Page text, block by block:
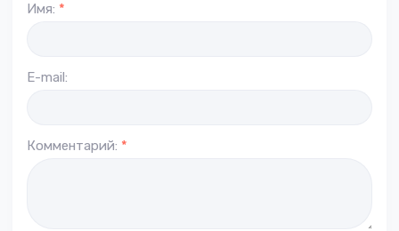
Имя: *
E-mail:
Комментарий: *